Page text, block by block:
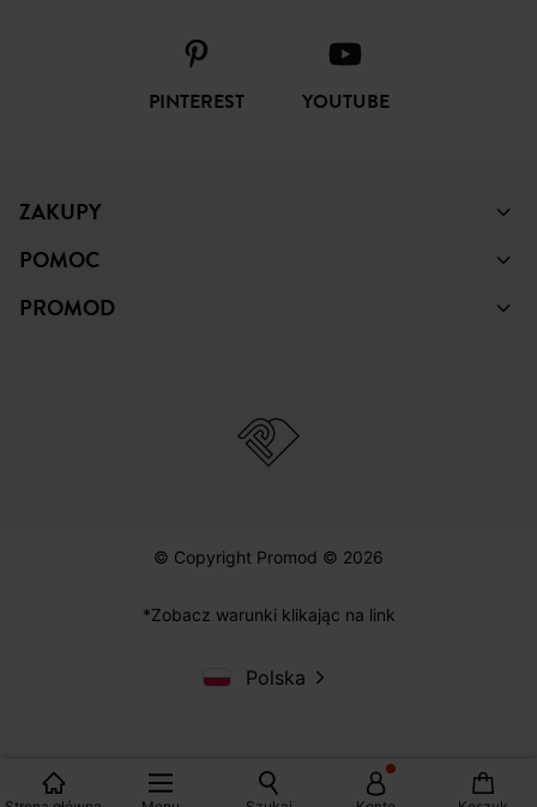
PINTEREST YOUTUBE
ZAKUPY
POMOC
PROMOD
© Copyright Promod © 2026
*Zobacz warunki klikając na link
Polska